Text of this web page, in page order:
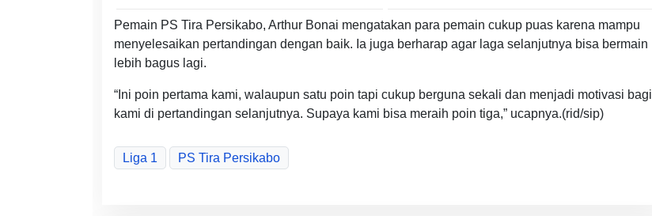
Pemain PS Tira Persikabo, Arthur Bonai mengatakan para pemain cukup puas karena mampu
menyelesaikan pertandingan dengan baik. Ia juga berharap agar laga selanjutnya bisa bermain
lebih bagus lagi.
“Ini poin pertama kami, walaupun satu poin tapi cukup berguna sekali dan menjadi motivasi bagi
kami di pertandingan selanjutnya. Supaya kami bisa meraih poin tiga,” ucapnya.(rid/sip)
Liga 1 PS Tira Persikabo